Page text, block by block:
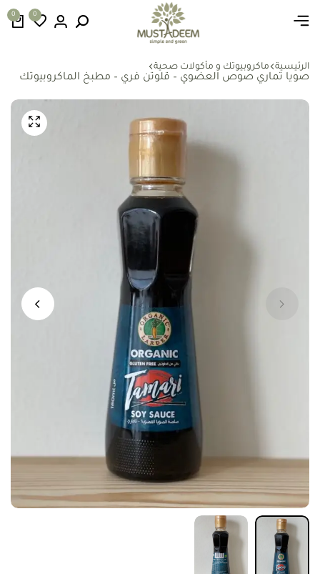
0
0
الرئيسية ماكروبيوتك و مأكولات صحية
صويا تماري صوص العضوي – قلوتن فري – مطبخ الماكروبيوتك